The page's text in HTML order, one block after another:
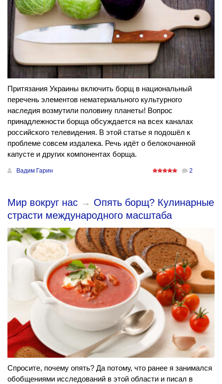
Притязания Украины включить борщ в национальный
перечень элементов нематериального культурного
наследия возмутили половину планеты! Вопрос
принадлежности борща обсуждается на всех каналах
российского телевидения. В этой статье я подошёл к
проблеме совсем издалека. Речь идёт о белокочанной
капусте и других компонентах борща.
Вадим Гарин 2
Мир вокруг нас → Опять борщ? Кулинарные
страсти международного масштаба
Спросите, почему опять? Да потому, что ранее я занимался
обобщениями исследований в этой области и писал в